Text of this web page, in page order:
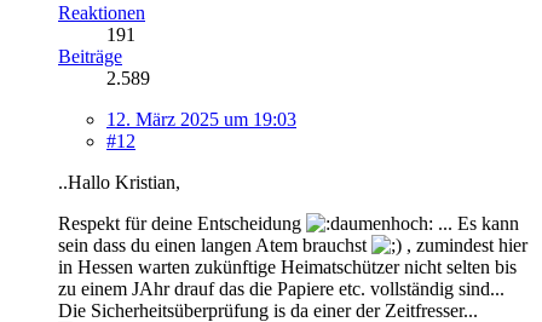
Reaktionen
191
Beiträge
2.589
12. März 2025 um 19:03
#12
..Hallo Kristian,
Respekt für deine Entscheidung
... Es kann
sein dass du einen langen Atem brauchst
, zumindest hier
in Hessen warten zukünftige Heimatschützer nicht selten bis
zu einem JAhr drauf das die Papiere etc. vollständig sind...
Die Sicherheitsüberprüfung is da einer der Zeitfresser...